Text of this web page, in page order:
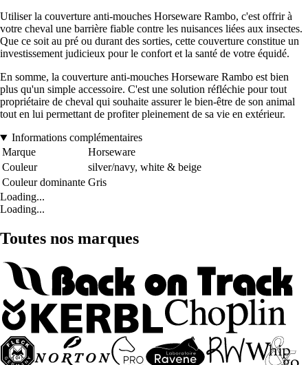
Utiliser la couverture anti-mouches Horseware Rambo, c'est offrir à
votre cheval une barrière fiable contre les nuisances liées aux insectes.
Que ce soit au pré ou durant des sorties, cette couverture constitue un
investissement judicieux pour le confort et la santé de votre équidé.
En somme, la couverture anti-mouches Horseware Rambo est bien
plus qu'un simple accessoire. C'est une solution réfléchie pour tout
propriétaire de cheval qui souhaite assurer le bien-être de son animal
tout en lui permettant de profiter pleinement de sa vie en extérieur.
Informations complémentaires
Marque
Horseware
Couleur
silver/navy, white & beige
Couleur dominante Gris
Loading...
Loading...
Toutes nos marques